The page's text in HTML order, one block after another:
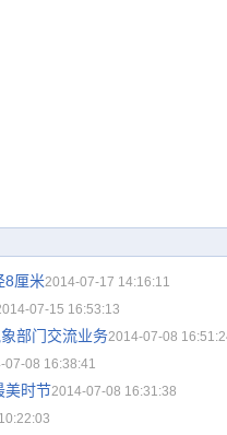
8厘米2014-07-17 14:16:11
07-15 16:53:13
部门交流业务2014-07-08
07-08 16:38:41
美时节2014-07-08 16:31:38